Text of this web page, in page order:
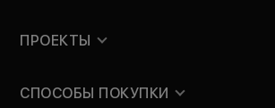
ПРОЕКТЫ
СПОСОБЫ ПОКУПКИ